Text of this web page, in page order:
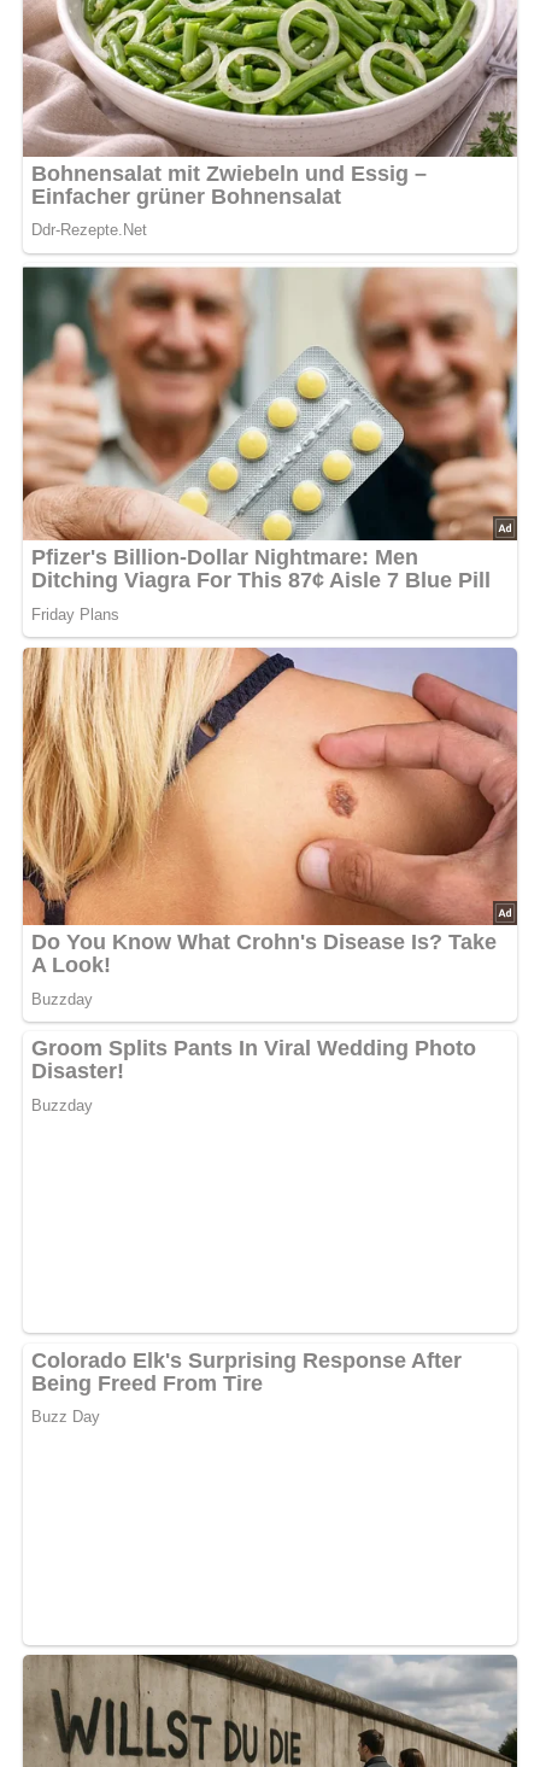
Diese Zutaten brauchen wir…
2 mittelgroße Zwiebeln oder eine Stange Porree
3 Eßlöffel Margarine
etwa 4 Eßlöffel Mehl
1/2 Liter Würfelbrühe
3/4 Liter Milch
1 Teelöffel Senf
3 bis 4 Eßlöffel Reibekäse
Salz
Muskat
2 Paar Würstchen (Halberstädter)
Bratfett
Dann hinterlasse doch bitte einen Kommentar am
Das Mehl darüberstäuben und schwitzen.
Brühe und Milch nach und nach auffüllen.
Senf und Reibekäse zugeben.
Pin mich!